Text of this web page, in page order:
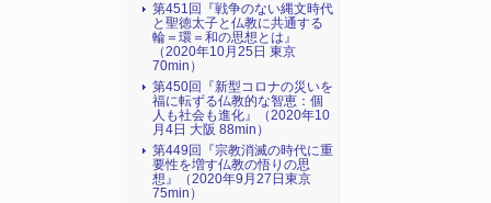
第451回『戦争のない縄文時代
と聖徳太子と仏教に共通する
輪＝環＝和の思想とは』
（2020年10月25日 東京
70min）
第450回『新型コロナの災いを
福に転ずる仏教的な智恵：個
人も社会も進化』（2020年10
月4日 大阪 88min）
第449回『宗教消滅の時代に重
要性を増す仏教の悟りの思
想』（2020年9月27日東京
75min）